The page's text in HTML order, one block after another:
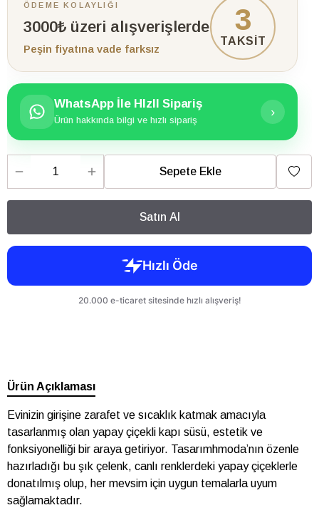
ÖDEME KOLAYLIĞI
3000₺ üzeri alışverişlerde
Peşin fiyatına vade farksız
3
TAKSİT
WhatsApp İle HIzlI Sipariş
Ürün hakkında bilgi ve hızlı sipariş
›
Sepete Ekle
Satın Al
Ürün Açıklaması
Evinizin girişine zarafet ve sıcaklık katmak amacıyla
tasarlanmış olan yapay çiçekli kapı süsü, estetik ve
fonksiyonelliği bir araya getiriyor. Tasarımhmoda’nın özenle
hazırladığı bu şık çelenk, canlı renklerdeki yapay çiçeklerle
donatılmış olup, her mevsim için uygun temalarla uyum
sağlamaktadır.